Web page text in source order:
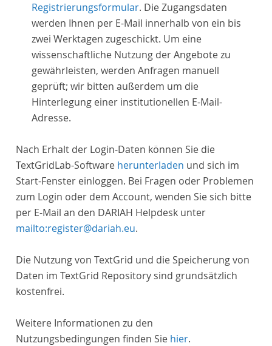
Registrierungsformular. Die Zugangsdaten
werden Ihnen per E-Mail innerhalb von ein bis
zwei Werktagen zugeschickt. Um eine
wissenschaftliche Nutzung der Angebote zu
gewährleisten, werden Anfragen manuell
geprüft; wir bitten außerdem um die
Hinterlegung einer institutionellen E-Mail-
Adresse.
Nach Erhalt der Login-Daten können Sie die
TextGridLab-Software herunterladen und sich im
Start-Fenster einloggen. Bei Fragen oder Problemen
zum Login oder dem Account, wenden Sie sich bitte
per E-Mail an den DARIAH Helpdesk unter
mailto:register@dariah.eu.
Die Nutzung von TextGrid und die Speicherung von
Daten im TextGrid Repository sind grundsätzlich
kostenfrei.
Weitere Informationen zu den
Nutzungsbedingungen finden Sie hier.